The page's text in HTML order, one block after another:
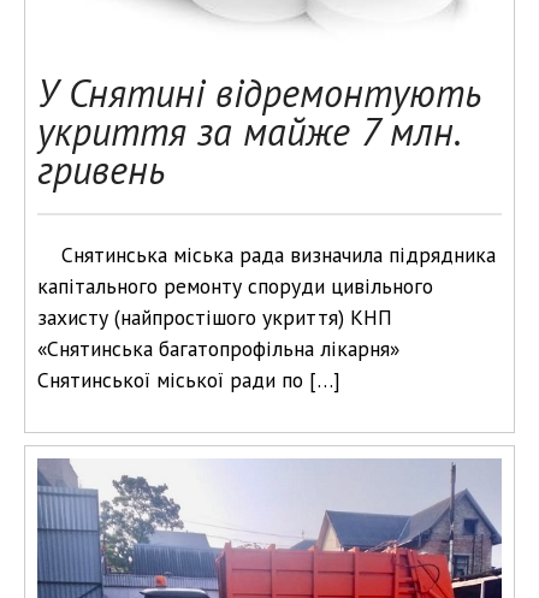
У Снятині відремонтують
укриття за майже 7 млн.
гривень
Снятинська міська рада визначила підрядника
капітального ремонту споруди цивільного
захисту (найпростішого укриття) КНП
«Снятинська багатопрофільна лікарня»
Снятинської міської ради по […]